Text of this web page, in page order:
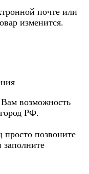
почте или
изменится.
возможность
РФ.
просто позвоните